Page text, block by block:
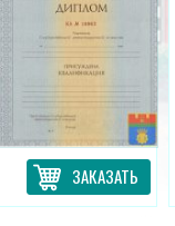
ЗАКАЗАТЬ